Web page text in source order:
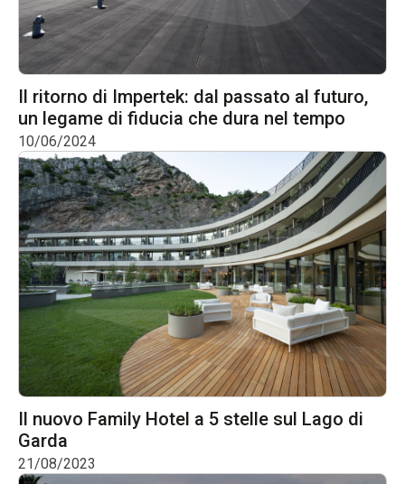
Il ritorno di Impertek: dal passato al futuro,
un legame di fiducia che dura nel tempo
10/06/2024
Il nuovo Family Hotel a 5 stelle sul Lago di
Garda
21/08/2023